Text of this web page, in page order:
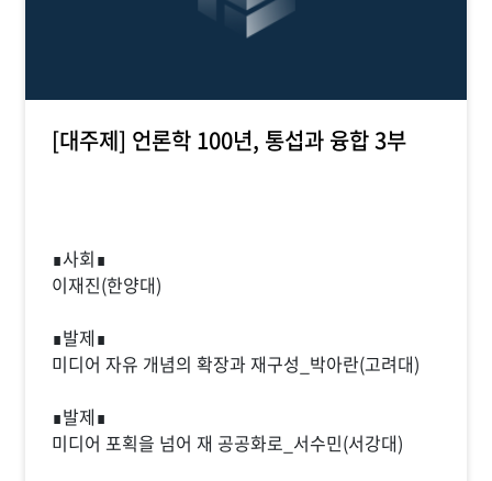
[대주제] 언론학 100년, 통섭과 융합 3부
∎사회∎
이재진(한양대)
∎발제∎
미디어 자유 개념의 확장과 재구성_박아란(고려대)
∎발제∎
미디어 포획을 넘어 재 공공화로_서수민(서강대)